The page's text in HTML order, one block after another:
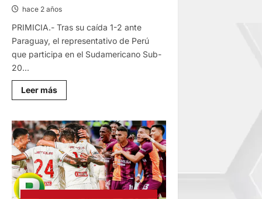
hace 2 años
PRIMICIA.- Tras su caída 1-2 ante
Paraguay, el representativo de Perú
que participa en el Sudamericano Sub-
20...
Leer másLee
más
ANTE
VENEZUELA
DESDE
LAS
18.30
HORAS